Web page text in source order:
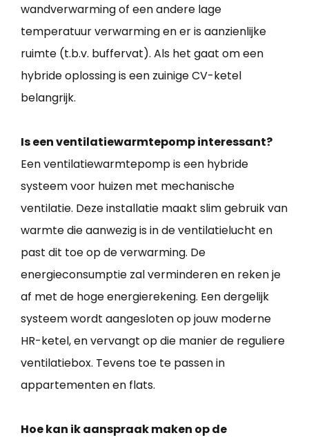
wandverwarming of een andere lage
temperatuur verwarming en er is aanzienlijke
ruimte (t.b.v. buffervat). Als het gaat om een
hybride oplossing is een zuinige CV-ketel
belangrijk.
Is een ventilatiewarmtepomp interessant?
Een ventilatiewarmtepomp is een hybride
systeem voor huizen met mechanische
ventilatie. Deze installatie maakt slim gebruik van
warmte die aanwezig is in de ventilatielucht en
past dit toe op de verwarming. De
energieconsumptie zal verminderen en reken je
af met de hoge energierekening. Een dergelijk
systeem wordt aangesloten op jouw moderne
HR-ketel, en vervangt op die manier de reguliere
ventilatiebox. Tevens toe te passen in
appartementen en flats.
Hoe kan ik aanspraak maken op de